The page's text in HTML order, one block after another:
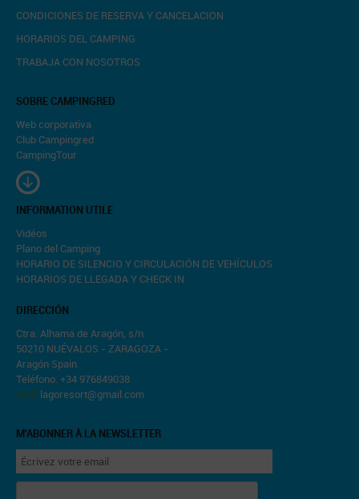
CONDICIONES DE RESERVA Y CANCELACION
HORARIOS DEL CAMPING
TRABAJA CON NOSOTROS
SOBRE CAMPINGRED
Web corporativa
Club Campingred
CampingTour
INFORMATION UTILE
Vidéos
Plano del Camping
HORARIO DE SILENCIO Y CIRCULACIÓN DE VEHÍCULOS
HORARIOS DE LLEGADA Y CHECK IN
DIRECCIÓN
Ctra. Alhama de Aragón, s/n
50210 NUÉVALOS - ZARAGOZA -
Aragón Spain
Teléfono. +34 976849038
mail. lagoresort@gmail.com
M'ABONNER À LA NEWSLETTER